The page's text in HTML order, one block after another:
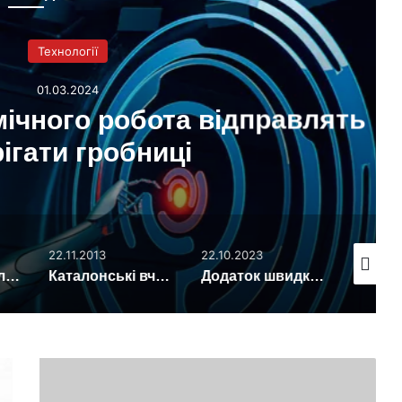
Технології
01.03.2024
робота відправлять
гробниці
для «ідеальної» звукоізоляції
22.11.2013
Каталонські вчені винайшли антибактеріальну тканину
22.10.2023
Додаток швидко збирає складні дані про рух за допомогою двох смартфонів (фото+відео)
14.07.2023